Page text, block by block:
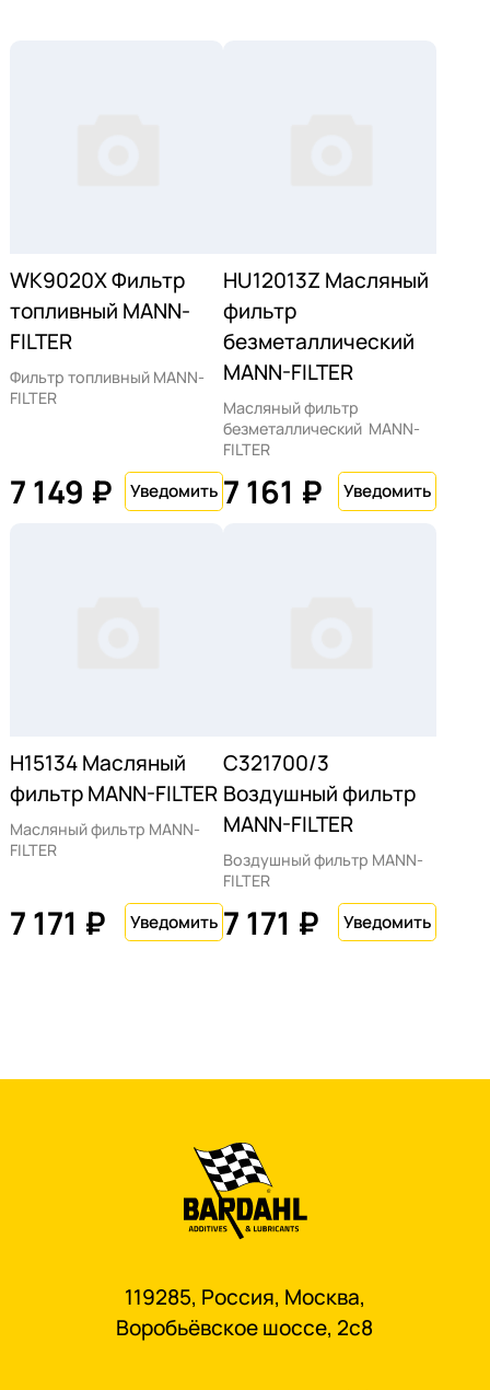
WK9020X Фильтр
топливный MANN-
FILTER
Фильтр топливный MANN-
FILTER
7 149 ₽
HU12013Z Масляный
фильтр
безметаллический
MANN-FILTER
Масляный фильтр
безметаллический MANN-
FILTER
7 161 ₽
H15134 Масляный
фильтр MANN-FILTER
Масляный фильтр MANN-
FILTER
7 171 ₽
C321700/3
Воздушный фильтр
MANN-FILTER
Воздушный фильтр MANN-
FILTER
7 171 ₽
119285, Россия, Москва,
Воробьёвское шоссе, 2с8